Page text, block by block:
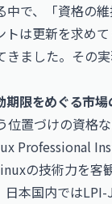
中で、「資格の
トは更新を求め
きました。その
期限をめぐる市場
位置づけの資格
Professional
の技術力を客
日本国内では